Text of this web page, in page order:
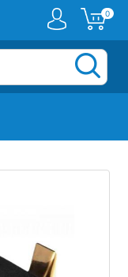
0